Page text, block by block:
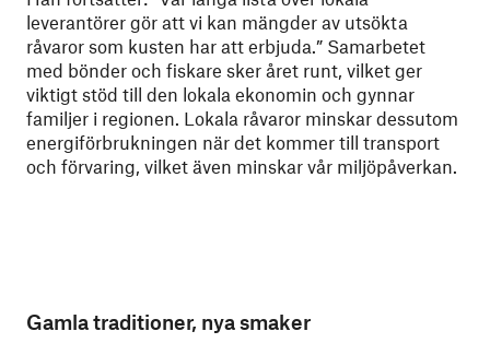
leverantörer gör att vi kan mängder av utsökta
råvaror som kusten har att erbjuda.” Samarbetet
med bönder och fiskare sker året runt, vilket ger
viktigt stöd till den lokala ekonomin och gynnar
familjer i regionen. Lokala råvaror minskar dessutom
energiförbrukningen när det kommer till transport
och förvaring, vilket även minskar vår miljöpåverkan.
Gamla traditioner, nya smaker